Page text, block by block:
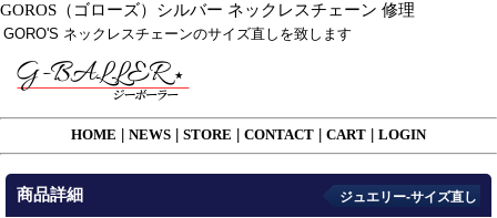
GOROS（ゴローズ）シルバー ネックレスチェーン 修理
GORO'S ネックレスチェーンのサイズ直しを致します
HOME NEWS STORE CONTACT CART LOGIN
商品詳細 ジュエリー-サイズ直し